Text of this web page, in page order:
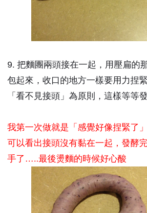
9. 把麵團兩頭接在一起，用壓扁的
包起來，收口的地方一樣要用力捏
「看不見接頭」為原則，這樣等等
我第一次做就是「感覺好像捏緊了
可以看出接頭沒有黏在一起，發酵
手了…..最後燙麵的時候好心酸